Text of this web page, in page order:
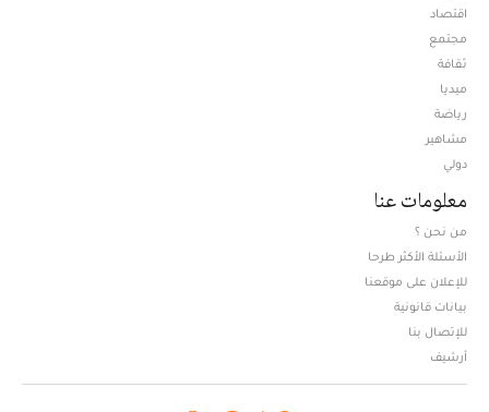
اقتصاد
مجتمع
ثقافة
ميديا
رياضة
مشاهير
دولي
معلومات عنا
من نحن ؟
الأسئلة الأكثر طرحا
للإعلان على موقعنا
بيانات قانونية
للإتصال بنا
أرشيف